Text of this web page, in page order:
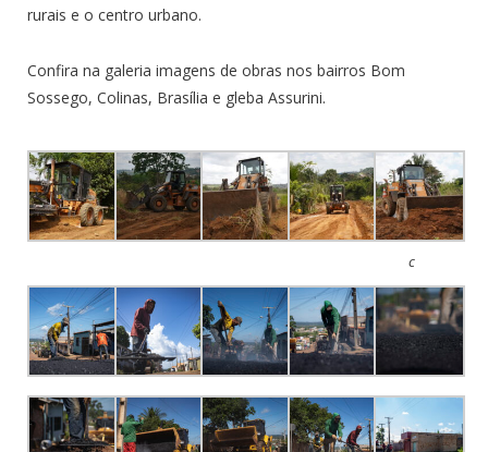
rurais e o centro urbano.
Confira na galeria imagens de obras nos bairros Bom
Sossego, Colinas, Brasília e gleba Assurini.
c